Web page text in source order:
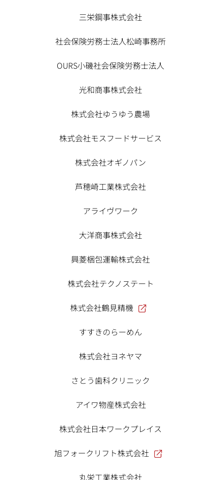
三栄鋼事株式会社
社会保険労務士法人松崎事務所
OURS小磯社会保険労務士法人
光和商事株式会社
株式会社ゆうゆう農場
株式会社モスフードサービス
株式会社オギノパン
芦穂崎工業株式会社
アライヴワーク
大洋商事株式会社
興菱梱包運輸株式会社
株式会社テクノステート
株式会社鶴見精機
すすきのらーめん
株式会社ヨネヤマ
さとう歯科クリニック
アイワ物産株式会社
株式会社日本ワークプレイス
旭フォークリフト株式会社
丸栄工業株式会社